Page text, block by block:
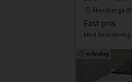
Åkersberga
Fast pris
Med finansiering
måndag